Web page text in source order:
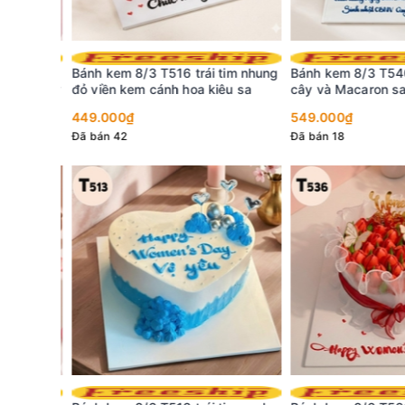
Bánh kem 8/3 T516 trái tim nhung
đỏ viền kem cánh hoa kiêu sa
449.000₫
Đã bán 42
Bánh kem 8/3
cây và Macaron
549.000₫
Đã bán 18